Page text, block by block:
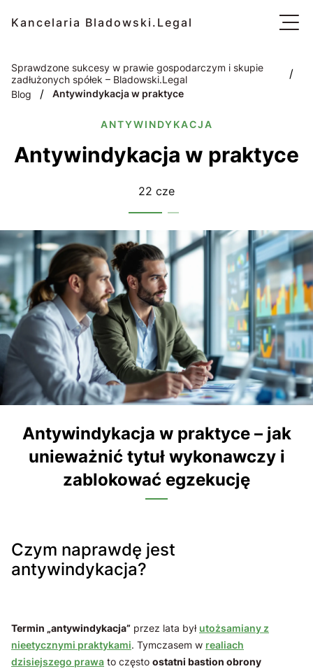
Kancelaria Bladowski.Legal
Sprawdzone sukcesy w prawie gospodarczym i skupie
zadłużonych spółek – Bladowski.Legal
/
Blog / Antywindykacja w praktyce
ANTYWINDYKACJA
Antywindykacja w praktyce
22 cze
Antywindykacja w praktyce – jak
unieważnić tytuł wykonawczy i
zablokować egzekucję
Czym naprawdę jest
antywindykacja?
Termin „antywindykacja” przez lata był utożsamiany z
nieetycznymi praktykami. Tymczasem w realiach
dzisiejszego prawa to często ostatni bastion obrony